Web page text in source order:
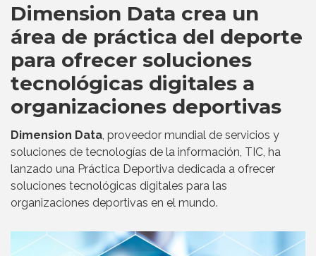
Dimension Data crea un
área de práctica del deporte
para ofrecer soluciones
tecnológicas digitales a
organizaciones deportivas
Dimension Data , proveedor mundial de servicios y
soluciones de tecnologías de la información, TIC, ha
lanzado una Práctica Deportiva dedicada a ofrecer
soluciones tecnológicas digitales para las
organizaciones deportivas en el mundo.